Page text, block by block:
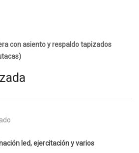
con asiento y respaldo tapizados
led, ejercitación y varios